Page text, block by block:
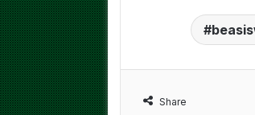
Share